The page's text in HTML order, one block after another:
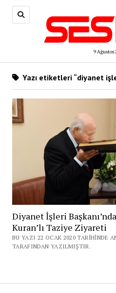
9 Ağustos
Yazı etiketleri “diyanet
Diyanet İşleri
Kuran’lı Taziye Ziyareti
BU YAZI 22 OCAK 2020 TARIHINDE
TARAFINDAN YAZILMIŞTIR.